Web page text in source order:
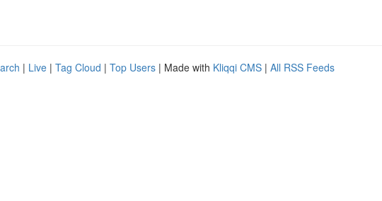
| Live | Tag Cloud | Top Users | Made with Kliqqi CMS | All RSS Feeds